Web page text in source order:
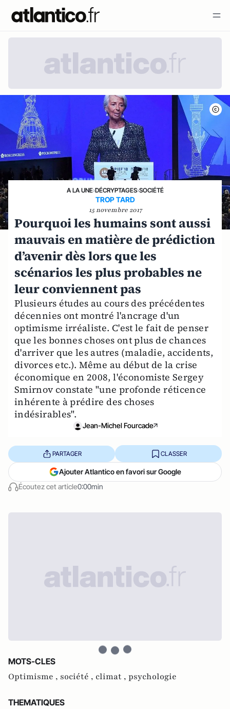
A LA UNE›DÉCRYPTAGES›SOCIÉTÉ
TROP TARD
15 novembre 2017
Pourquoi les humains sont aussi
mauvais en matière de prédiction
d’avenir dès lors que les
scénarios les plus probables ne
leur conviennent pas
Plusieurs études au cours des précédentes
décennies ont montré l'ancrage d'un
optimisme irréaliste. C'est le fait de penser
que les bonnes choses ont plus de chances
d'arriver que les autres (maladie, accidents,
divorces etc.). Même au début de la crise
économique en 2008, l'économiste Sergey
Smirnov constate "une profonde réticence
inhérente à prédire des choses
indésirables".
Jean-Michel Fourcade
Écoutez cet article0:00min
PARTAGER CLASSER
Ajouter Atlantico en favori sur Google
MOTS-CLES
Optimisme , société , climat , psychologie
THEMATIQUES